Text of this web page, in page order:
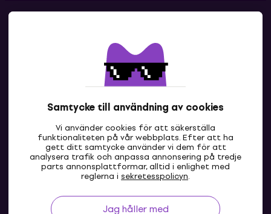
Samtycke till användning av cookies
Vi använder cookies för att säkerställa
funktionaliteten på vår webbplats. Efter att ha
gett ditt samtycke använder vi dem för att
analysera trafik och anpassa annonsering på tredje
parts annonsplattformar, alltid i enlighet med
reglerna i sekretesspolicyn.
Jag håller med
Kontakta oss
SE